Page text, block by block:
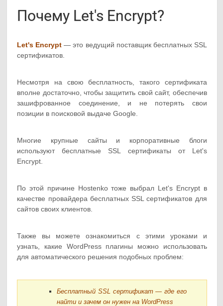
Почему Let's Encrypt?
Let's Encrypt — это ведущий поставщик бесплатных SSL
сертификатов.
Несмотря на свою бесплатность, такого сертификата
вполне достаточно, чтобы защитить свой сайт, обеспечив
зашифрованное соединение, и не потерять свои
позиции в поисковой выдаче Google.
Многие крупные сайты и корпоративные блоги
используют бесплатные SSL сертификаты от Let's
Encrypt.
По этой причине Hostenko тоже выбрал Let's Encrypt в
качестве провайдера бесплатных SSL сертификатов для
сайтов своих клиентов.
Также вы можете ознакомиться с этими уроками и
узнать, какие WordPress плагины можно использовать
для автоматического решения подобных проблем:
Бесплатный SSL сертификат — где его
найти и зачем он нужен на WordPress